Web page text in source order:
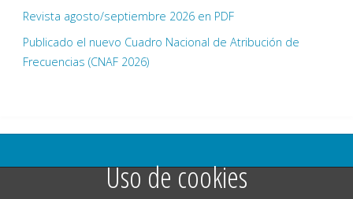
Revista agosto/septiembre 2026 en PDF
Publicado el nuevo Cuadro Nacional de Atribución de
Frecuencias (CNAF 2026)
©2025 Unión de Radioaficonados Vetusta EA1UVR
Uso de cookies